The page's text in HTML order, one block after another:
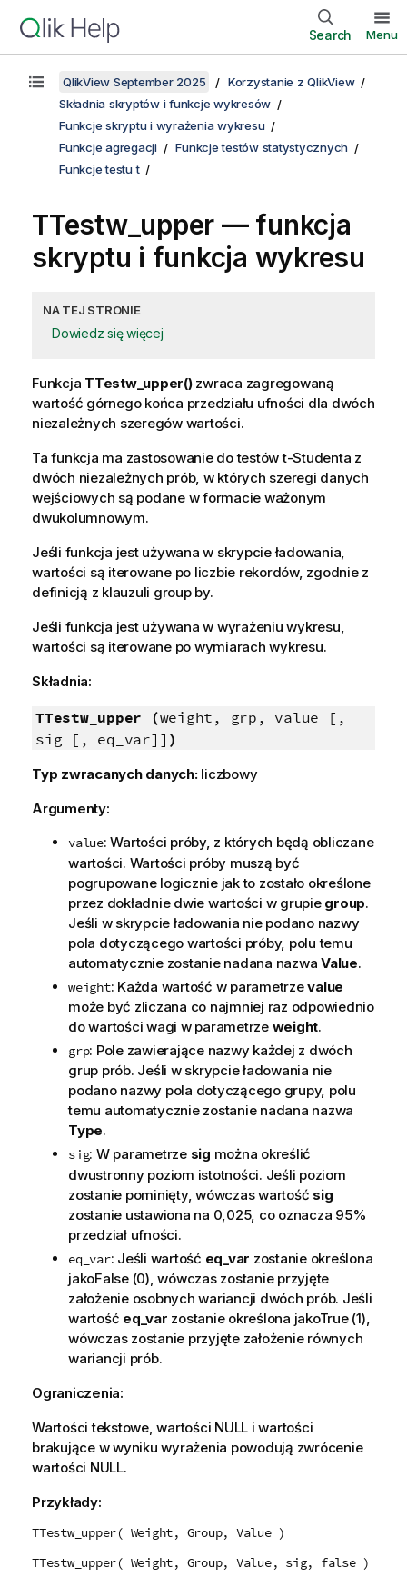
Search Menu
QlikView September 2025
Korzystanie z QlikView
Składnia skryptów i funkcje wykresów
Funkcje skryptu i wyrażenia wykresu
Funkcje agregacji
Funkcje testów statystycznych
Funkcje testu t
TTestw_upper — funkcja
skryptu i funkcja wykresu
NA TEJ STRONIE
Dowiedz się więcej
Funkcja TTestw_upper()zwraca zagregowaną
wartość górnego końca przedziału ufności dla dwóch
niezależnych szeregów wartości.
Ta funkcja ma zastosowanie do testów t-Studenta z
dwóch niezależnych prób, w których szeregi danych
wejściowych są podane w formacie ważonym
dwukolumnowym.
Jeśli funkcja jest używana w skrypcie ładowania,
wartości są iterowane po liczbie rekordów, zgodnie z
definicją z klauzuli group by.
Jeśli funkcja jest używana w wyrażeniu wykresu,
wartości są iterowane po wymiarach wykresu.
Składnia:
TTestw_upper (weight, grp, value [,
sig [, eq_var]] )
Typ zwracanych danych: liczbowy
Argumenty:
value: Wartości próby, z których będą obliczane
wartości. Wartości próby muszą być
pogrupowane logicznie jak to zostało określone
przez dokładnie dwie wartości w grupie group.
Jeśli w skrypcie ładowania nie podano nazwy
pola dotyczącego wartości próby, polu temu
automatycznie zostanie nadana nazwa Value.
weight: Każda wartość w parametrzevalue
może być zliczana co najmniej raz odpowiednio
do wartości wagi w parametrze weight.
grp: Pole zawierające nazwy każdej z dwóch
grup prób. Jeśli w skrypcie ładowania nie
podano nazwy pola dotyczącego grupy, polu
temu automatycznie zostanie nadana nazwa
Type.
sig: W parametrze sig można określić
dwustronny poziom istotności. Jeśli poziom
zostanie pominięty, wówczas wartość sig
zostanie ustawiona na 0,025, co oznacza 95%
przedział ufności.
eq_var: Jeśli wartość eq_var zostanie określona
jakoFalse(0), wówczas zostanie przyjęte
założenie osobnych wariancji dwóch prób. Jeśli
wartość eq_var zostanie określona jakoTrue(1),
wówczas zostanie przyjęte założenie równych
wariancji prób.
Ograniczenia:
Wartości tekstowe, wartości NULL i wartości
brakujące w wyniku wyrażenia powodują zwrócenie
wartości NULL.
Przykłady:
TTestw_upper( Weight, Group, Value )
TTestw_upper( Weight, Group, Value, sig, false )